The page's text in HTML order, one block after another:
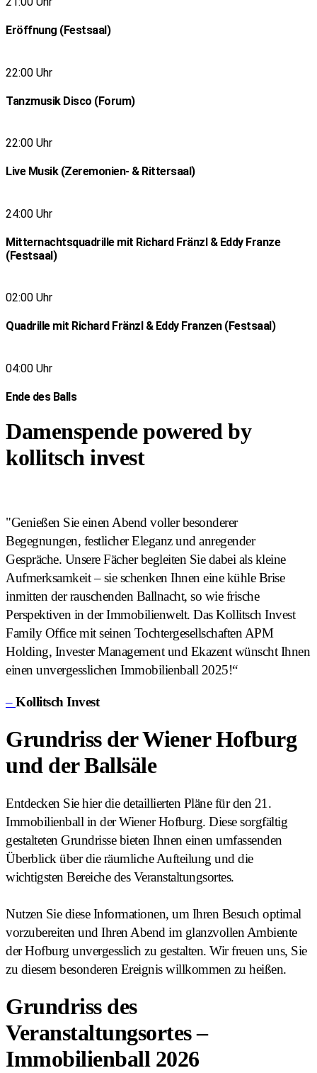
Eröffnung (Festsaal)
22:00 Uhr
Tanzmusik Disco (Forum)
22:00 Uhr
Live Musik (Zeremonien- & Rittersaal)
24:00 Uhr
Mitternachtsquadrille mit Richard Fränzl & Eddy Franze
(Festsaal)
02:00 Uhr
Quadrille mit Richard Fränzl & Eddy Franzen (Festsaal)
04:00 Uhr
Ende des Balls
Damenspende powered by
kollitsch invest
"Genießen Sie einen Abend voller besonderer
Begegnungen, festlicher Eleganz und anregender
Gespräche. Unsere Fächer begleiten Sie dabei als kleine
Aufmerksamkeit – sie schenken Ihnen eine kühle Brise
inmitten der rauschenden Ballnacht, so wie frische
Perspektiven in der Immobilienwelt. Das Kollitsch Invest
Family Office mit seinen Tochtergesellschaften APM
Holding, Invester Management und Ekazent wünscht Ihnen
einen unvergesslichen Immobilienball 2025!“
–Kollitsch Invest
Grundriss der Wiener Hofburg
und der Ballsäle
Entdecken Sie hier die detaillierten Pläne für den 21.
Immobilienball in der Wiener Hofburg. Diese sorgfältig
gestalteten Grundrisse bieten Ihnen einen umfassenden
Überblick über die räumliche Aufteilung und die
wichtigsten Bereiche des Veranstaltungsortes.
Nutzen Sie diese Informationen, um Ihren Besuch optimal
vorzubereiten und Ihren Abend im glanzvollen Ambiente
der Hofburg unvergesslich zu gestalten. Wir freuen uns, Sie
zu diesem besonderen Ereignis willkommen zu heißen.
Grundriss des
Veranstaltungsortes –
Immobilienball 2026